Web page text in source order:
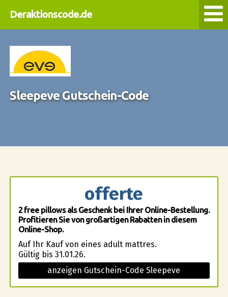
Deraktionscode.de
Sleepeve Gutschein-Code
offerte
2 free pillows als Geschenk bei Ihrer Online-Bestellung.
Profitieren Sie von großartigen Rabatten in diesem
Online-Shop.
Auf Ihr Kauf von eines adult mattres.
Gültig bis 31.01.26.
anzeigen Gutschein-Code Sleepeve